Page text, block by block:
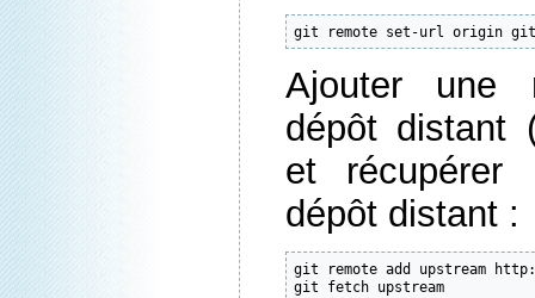
git remote set-url origin
Ajouter une
dépôt distant
et
dépôt distant :
git remote add upstream
git fetch upstream